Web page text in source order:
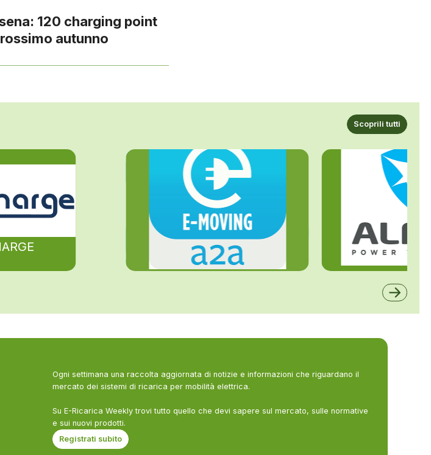
120 charging point
autunno
Scoprili tutti
Ogni settimana una raccolta aggiornata di notizie e informazioni che riguardano il
mercato dei sistemi di ricarica per mobilità elettrica.
Su E-Ricarica Weekly trovi tutto quello che devi sapere sul mercato, sulle normative
e sui nuovi prodotti.
Registrati subito